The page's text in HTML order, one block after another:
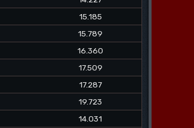
15.185
15.789
16.360
17.509
17.287
19.723
14.031